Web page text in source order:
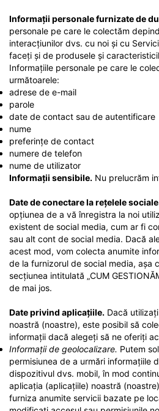
Informații personale furnizate de
personale pe care le colectăm
interacțiunilor dvs. cu noi și cu
faceți și de produsele și
Informațiile personale pe care le
următoarele:
adrese de e-mail
parole
date de contact sau de autentificare
nume
preferințe de contact
numere de telefon
nume de utilizator
Informații sensibile. Nu prelucrăm
Date de conectare la rețelele
opțiunea de a vă înregistra la noi
existent de social media, cum ar fi
sau alt cont de social media. Dacă
acest mod, vom colecta anumite
de la furnizorul de social media, așa
secțiunea intitulată „CUM
de mai jos.
Date privind aplicațiile. Dacă
noastră (noastre), este posibil să
informații dacă alegeți să ne oferiți
Informații de geolocalizare. Putem
permisiunea de a urmări informațiile
dispozitivul dvs. mobil, în mod
aplicația (aplicațiile) noastră
furniza anumite servicii bazate pe